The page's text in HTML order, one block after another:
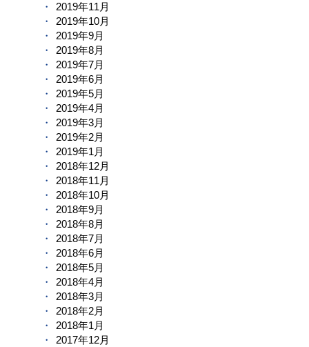
2019年11月
2019年10月
2019年9月
2019年8月
2019年7月
2019年6月
2019年5月
2019年4月
2019年3月
2019年2月
2019年1月
2018年12月
2018年11月
2018年10月
2018年9月
2018年8月
2018年7月
2018年6月
2018年5月
2018年4月
2018年3月
2018年2月
2018年1月
2017年12月